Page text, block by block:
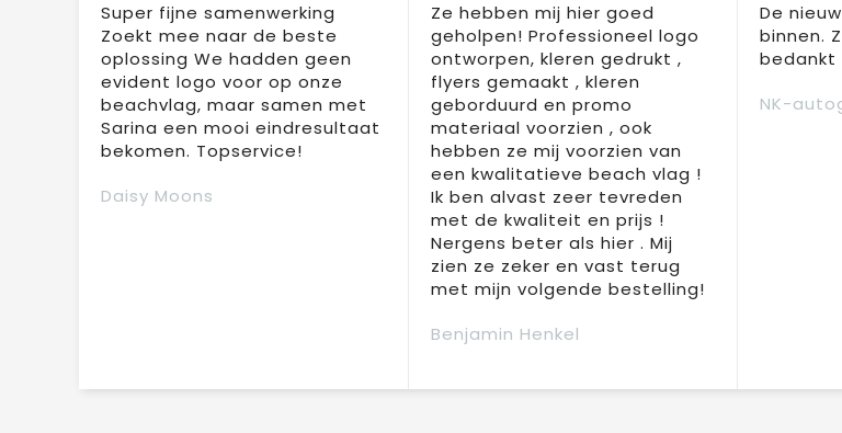
Super fijne samenwerking
Zoekt mee naar de beste
oplossing We hadden geen
evident logo voor op onze
beachvlag, maar samen met
Sarina een mooi eindresultaat
bekomen. Topservice!
Daisy Moons
Ze hebben mij hier goed
geholpen! Professioneel logo
ontworpen, kleren gedrukt ,
flyers gemaakt , kleren
geborduurd en promo
materiaal voorzien , ook
hebben ze mij voorzien van
een kwalitatieve beach vlag !
Ik ben alvast zeer tevreden
met de kwaliteit en prijs !
Nergens beter als hier . Mij
zien ze zeker en vast terug
met mijn volgende bestelling!
Benjamin Henkel
De
binnen.
bedankt
NK-